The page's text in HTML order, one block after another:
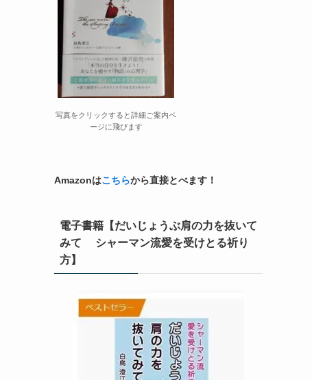
写真をクリックすると詳細ご案内ペ
ージに飛びます
Amazonはこちらから直接とべます！
電子書籍【だいじょうぶ肩の力を抜いて
みて シャーマン流愛を受けとる祈り
方】